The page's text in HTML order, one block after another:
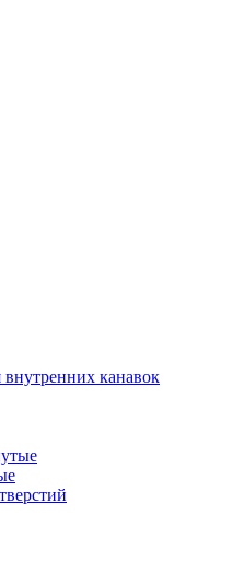
канавок